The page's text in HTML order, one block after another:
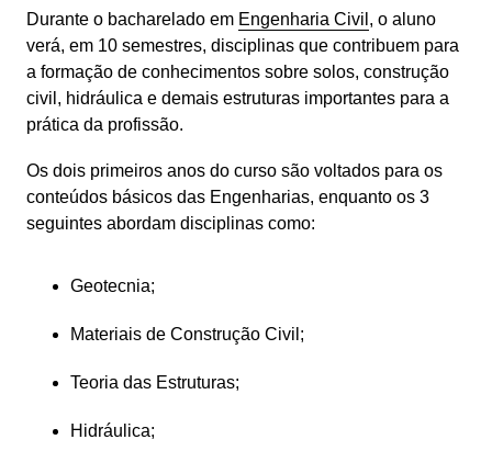
Durante o bacharelado em Engenharia Civil , o aluno
verá, em 10 semestres, disciplinas que contribuem para
a formação de conhecimentos sobre solos, construção
civil, hidráulica e demais estruturas importantes para a
prática da profissão.
Os dois primeiros anos do curso são voltados para os
conteúdos básicos das Engenharias, enquanto os 3
seguintes abordam disciplinas como:
Geotecnia;
Materiais de Construção Civil;
Teoria das Estruturas;
Hidráulica;